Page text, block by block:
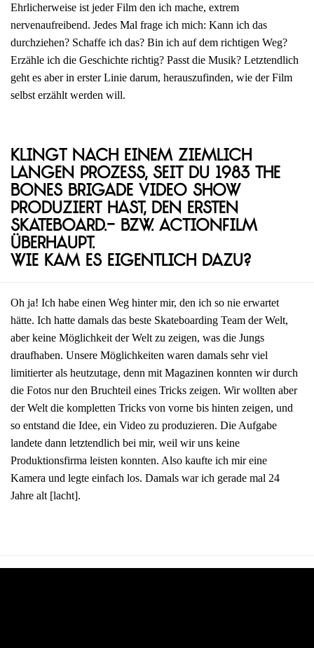
Ehrlicherweise ist jeder Film den ich mache, extrem
nervenaufreibend. Jedes Mal frage ich mich: Kann ich das
durchziehen? Schaffe ich das? Bin ich auf dem richtigen Weg?
Erzähle ich die Geschichte richtig? Passt die Musik? Letztendlich
geht es aber in erster Linie darum, herauszufinden, wie der Film
selbst erzählt werden will.
Klingt nach einem ziemlich
langen Prozess, seit du 1983 The
Bones Brigade Video Show
produziert hast, den ersten
Skateboard.- bzw. Actionfilm
überhaupt.
Wie kam es eigentlich dazu?
Oh ja! Ich habe einen Weg hinter mir, den ich so nie erwartet
hätte. Ich hatte damals das beste Skateboarding Team der Welt,
aber keine Möglichkeit der Welt zu zeigen, was die Jungs
draufhaben. Unsere Möglichkeiten waren damals sehr viel
limitierter als heutzutage, denn mit Magazinen konnten wir durch
die Fotos nur den Bruchteil eines Tricks zeigen. Wir wollten aber
der Welt die kompletten Tricks von vorne bis hinten zeigen, und
so entstand die Idee, ein Video zu produzieren. Die Aufgabe
landete dann letztendlich bei mir, weil wir uns keine
Produktionsfirma leisten konnten. Also kaufte ich mir eine
Kamera und legte einfach los. Damals war ich gerade mal 24
Jahre alt [lacht].